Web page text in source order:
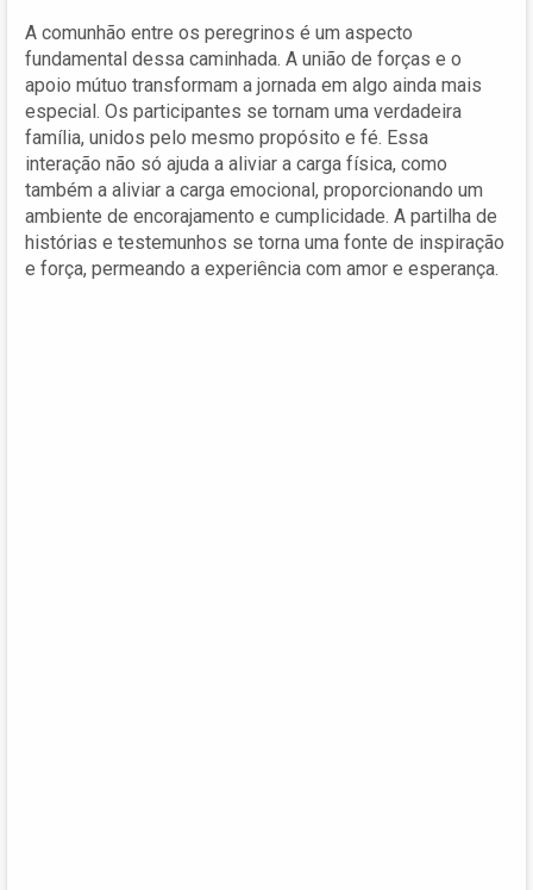
A comunhão entre os peregrinos é um aspecto
fundamental dessa caminhada. A união de forças e o
apoio mútuo transformam a jornada em algo ainda mais
especial. Os participantes se tornam uma verdadeira
família, unidos pelo mesmo propósito e fé. Essa
interação não só ajuda a aliviar a carga física, como
também a aliviar a carga emocional, proporcionando um
ambiente de encorajamento e cumplicidade. A partilha de
histórias e testemunhos se torna uma fonte de inspiração
e força, permeando a experiência com amor e esperança.